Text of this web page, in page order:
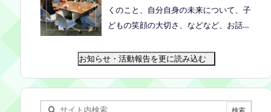
→https://forms.gle/dX64uMjs71WqewA
月28日（火）10:00~13:00頃 場所：玉島
某所 参加者：保護者5名程度 参加費：50
らせていただきます。 ※申し込みをされ
くのこと、自分自身の未来について、子
どもの笑顔の大切さ、などなど、お話し
4:00 くらしき健康福祉プラザボランティ
お知らせ・活動報告を更に読み込む